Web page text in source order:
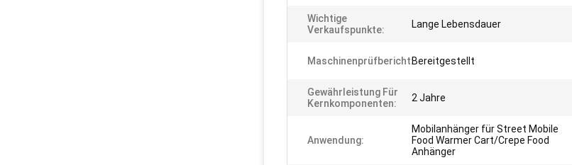
Wichtige
Verkaufspunkte:
Lange Lebensdauer
Maschinenprüfbericht:Bereitgestellt
Gewährleistung Für
Kernkomponenten:
2 Jahre
Anwendung:
Mobilanhänger für Street Mobile
Food Warmer Cart/Crepe Food
Anhänger